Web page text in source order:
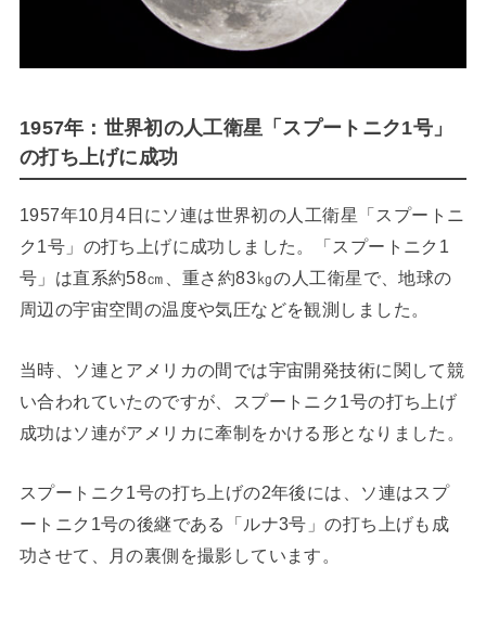
1957年：世界初の人工衛星「スプートニク1号」
の打ち上げに成功
1957年10月4日にソ連は世界初の人工衛星「スプートニ
ク1号」の打ち上げに成功しました。「スプートニク1
号」は直系約58㎝、重さ約83㎏の人工衛星で、地球の
周辺の宇宙空間の温度や気圧などを観測しました。
当時、ソ連とアメリカの間では宇宙開発技術に関して競
い合われていたのですが、スプートニク1号の打ち上げ
成功はソ連がアメリカに牽制をかける形となりました。
スプートニク1号の打ち上げの2年後には、ソ連はスプ
ートニク1号の後継である「ルナ3号」の打ち上げも成
功させて、月の裏側を撮影しています。